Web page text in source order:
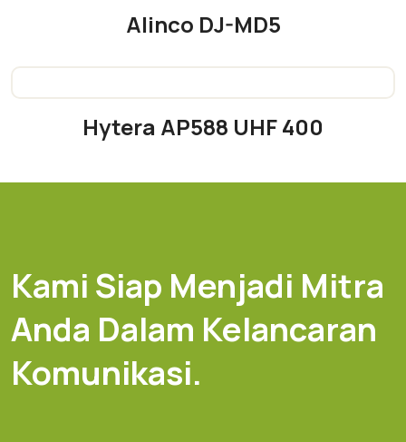
READ MORE
Alinco DJ-MD5
READ MORE
Hytera AP588 UHF 400
Kami Siap Menjadi Mitra
Anda Dalam Kelancaran
Komunikasi.